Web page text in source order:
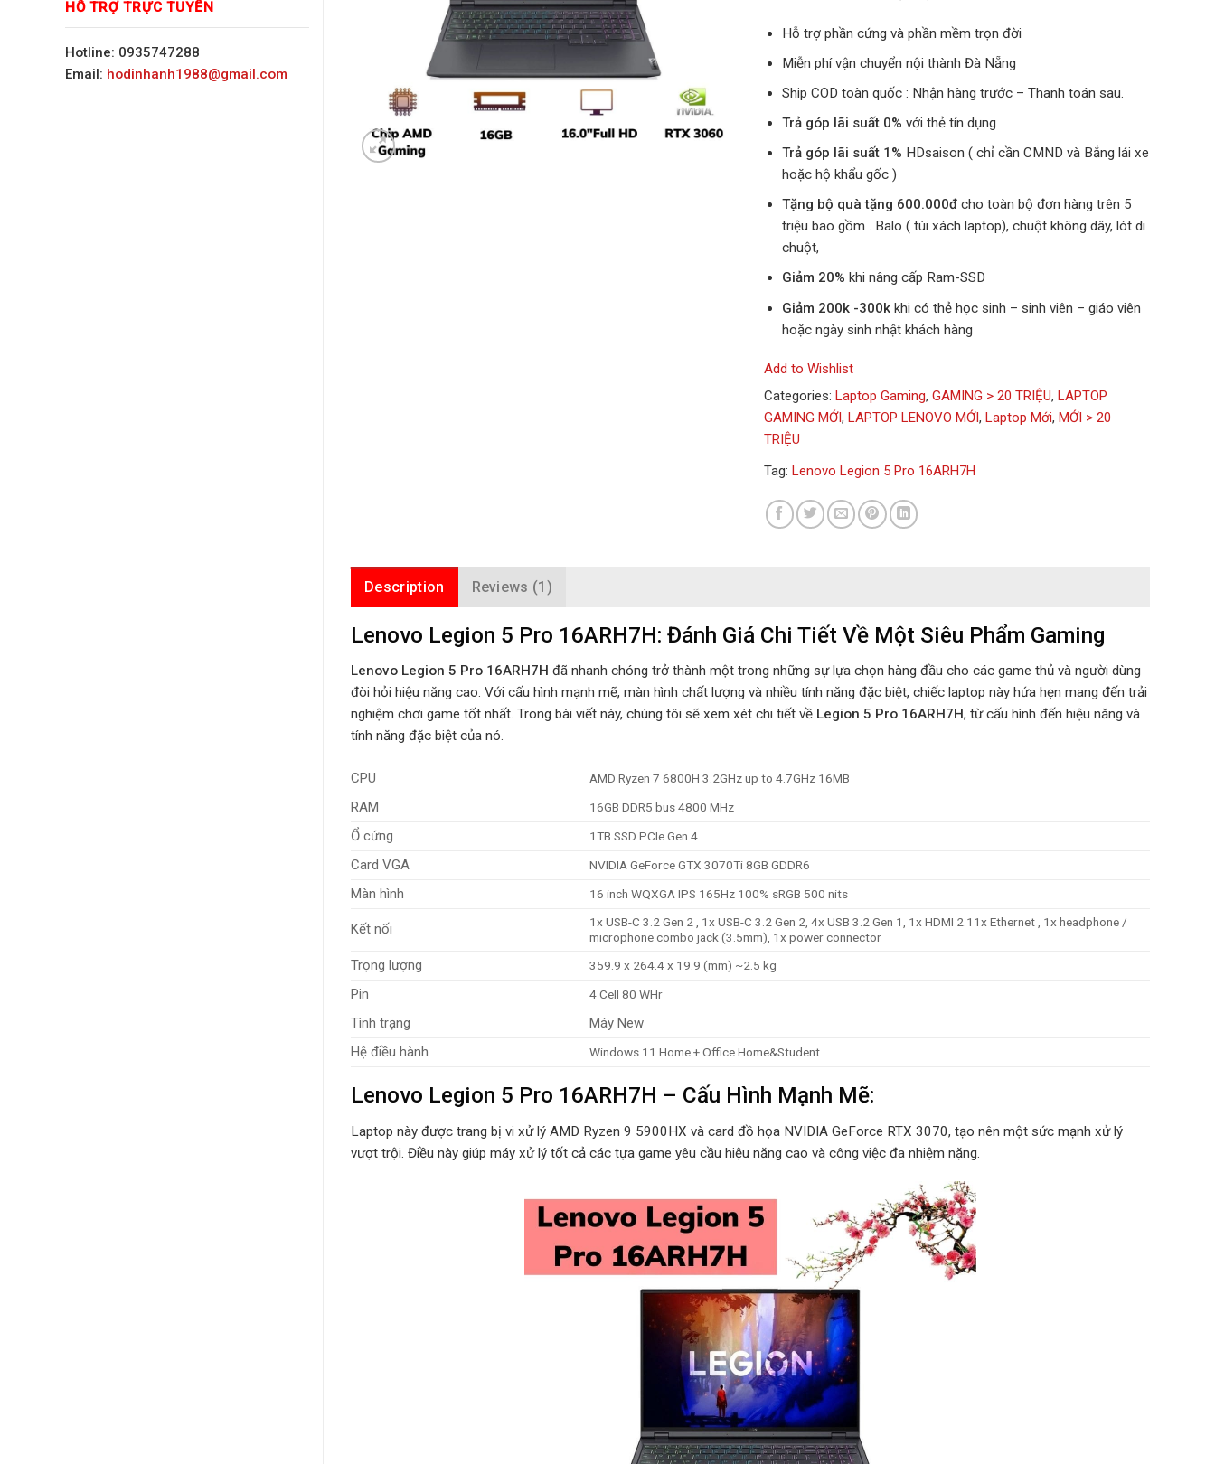
HỖ TRỢ TRỰC TUYẾN
Hotline: 0935747288
Email: hodinhanh1988@gmail.com
Hỗ trợ phần cứng và phần mềm trọn đời
Miễn phí vận chuyển nội thành Đà Nẵng
Ship COD toàn quốc : Nhận hàng trước – Thanh toán sau.
Trả góp lãi suất 0% với thẻ tín dụng
Trả góp lãi suất 1% HDsaison ( chỉ cần CMND và Bắng lái xe
hoặc hộ khẩu gốc )
Tặng bộ quà tặng 600.000đ cho toàn bộ đơn hàng trên 5
triệu bao gồm . Balo ( túi xách laptop), chuột không dây, lót di
chuột,
Giảm 20% khi nâng cấp Ram-SSD
Giảm 200k -300k khi có thẻ học sinh – sinh viên – giáo viên
hoặc ngày sinh nhật khách hàng
Add to Wishlist
Categories: Laptop Gaming, GAMING > 20 TRIỆU, LAPTOP
GAMING MỚI, LAPTOP LENOVO MỚI, Laptop Mới, MỚI > 20
TRIỆU
Tag: Lenovo Legion 5 Pro 16ARH7H
Description Reviews (1)
Lenovo Legion 5 Pro 16ARH7H: Đánh Giá Chi Tiết Về Một Siêu Phẩm Gaming
Lenovo Legion 5 Pro 16ARH7H đã nhanh chóng trở thành một trong những sự lựa chọn hàng đầu cho các game thủ và người dùng
đòi hỏi hiệu năng cao. Với cấu hình mạnh mẽ, màn hình chất lượng và nhiều tính năng đặc biệt, chiếc laptop này hứa hẹn mang đến trải
nghiệm chơi game tốt nhất. Trong bài viết này, chúng tôi sẽ xem xét chi tiết về Legion 5 Pro 16ARH7H, từ cấu hình đến hiệu năng và
tính năng đặc biệt của nó.
CPU AMD Ryzen 7 6800H 3.2GHz up to 4.7GHz 16MB
RAM 16GB DDR5 bus 4800 MHz
Ổ cứng 1TB SSD PCIe Gen 4
Card VGA NVIDIA GeForce GTX 3070Ti 8GB GDDR6
Màn hình 16 inch WQXGA IPS 165Hz 100% sRGB 500 nits
Kết nối
1x USB-C 3.2 Gen 2 , 1x USB-C 3.2 Gen 2, 4x USB 3.2 Gen 1, 1x HDMI 2.11x Ethernet , 1x headphone /
microphone combo jack (3.5mm), 1x power connector
Trọng lượng 359.9 x 264.4 x 19.9 (mm) ~2.5 kg
Pin 4 Cell 80 WHr
Tình trạng
Máy New
Hệ điều hành
Windows 11 Home + Office Home&Student
Lenovo Legion 5 Pro 16ARH7H – Cấu Hình Mạnh Mẽ:
Laptop này được trang bị vi xử lý AMD Ryzen 9 5900HX và card đồ họa NVIDIA GeForce RTX 3070, tạo nên một sức mạnh xử lý
vượt trội. Điều này giúp máy xử lý tốt cả các tựa game yêu cầu hiệu năng cao và công việc đa nhiệm nặng.